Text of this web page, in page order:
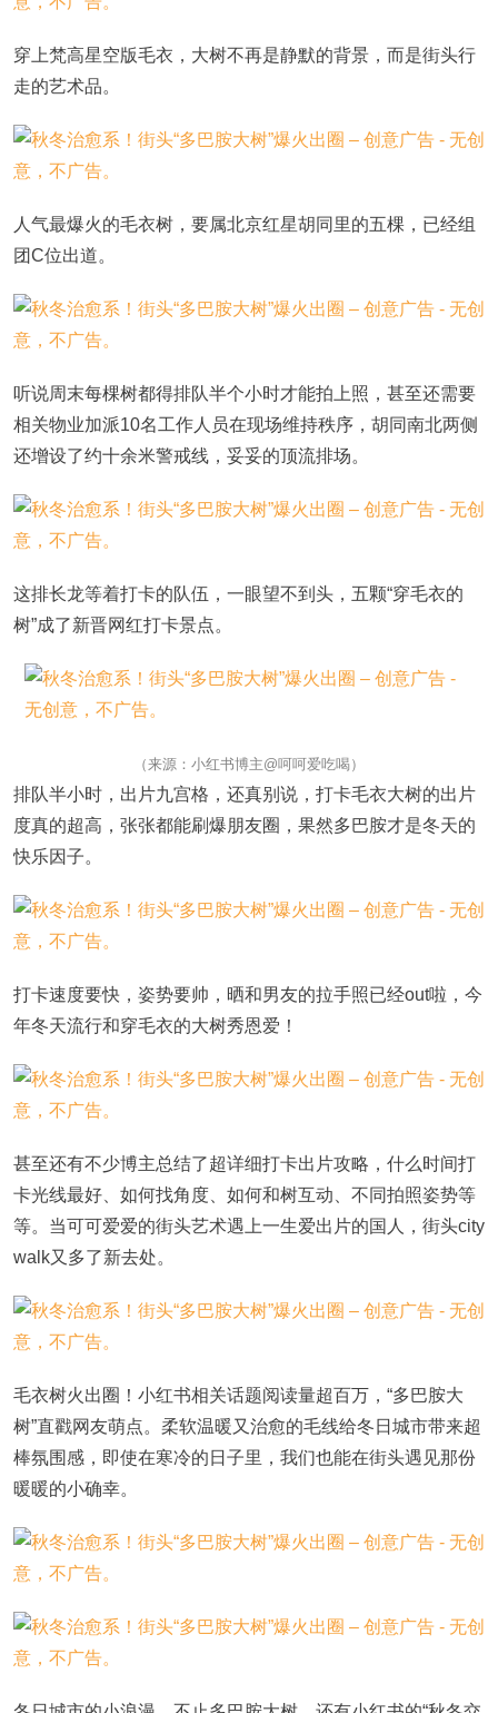
穿上梵高星空版毛衣，大树不再是静默的背景，而是街头行
走的艺术品。
人气最爆火的毛衣树，要属北京红星胡同里的五棵，已经组
团C位出道。
听说周末每棵树都得排队半个小时才能拍上照，甚至还需要
相关物业加派10名工作人员在现场维持秩序，胡同南北两侧
还增设了约十余米警戒线，妥妥的顶流排场。
这排长龙等着打卡的队伍，一眼望不到头，五颗“穿毛衣的
树”成了新晋网红打卡景点。
（来源：小红书博主@呵呵爱吃喝）
排队半小时，出片九宫格，还真别说，打卡毛衣大树的出片
度真的超高，张张都能刷爆朋友圈，果然多巴胺才是冬天的
快乐因子。
打卡速度要快，姿势要帅，晒和男友的拉手照已经out啦，今
年冬天流行和穿毛衣的大树秀恩爱！
甚至还有不少博主总结了超详细打卡出片攻略，什么时间打
卡光线最好、如何找角度、如何和树互动、不同拍照姿势等
等。当可可爱爱的街头艺术遇上一生爱出片的国人，街头city
walk又多了新去处。
毛衣树火出圈！小红书相关话题阅读量超百万，“多巴胺大
树”直戳网友萌点。柔软温暖又治愈的毛线给冬日城市带来超
棒氛围感，即使在寒冷的日子里，我们也能在街头遇见那份
暖暖的小确幸。